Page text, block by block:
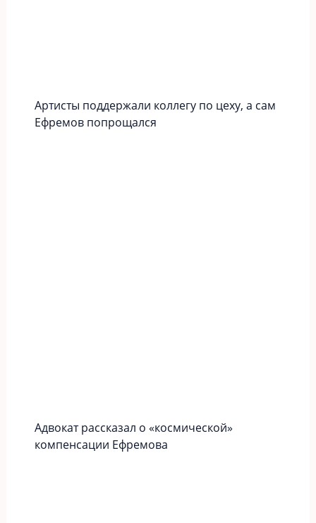
Артисты поддержали коллегу по цеху, а сам
Ефремов попрощался
Адвокат рассказал о «космической»
компенсации Ефремова